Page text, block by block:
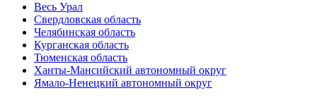
Весь Урал
Свердловская область
Челябинская область
Курганская область
Тюменская область
Ханты-Мансийский автономный округ
Ямало-Ненецкий автономный округ